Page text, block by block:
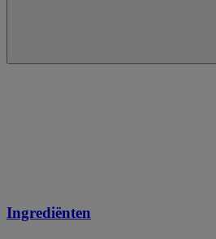
Ingrediënten